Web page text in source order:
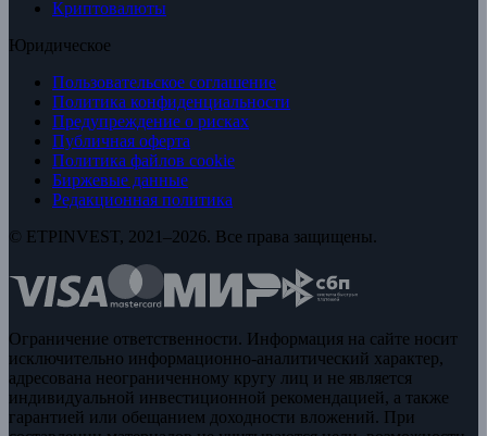
Криптовалюты
Юридическое
Пользовательское соглашение
Политика конфиденциальности
Предупреждение о рисках
Публичная оферта
Политика файлов cookie
Биржевые данные
Редакционная политика
© ETPINVEST, 2021–2026. Все права защищены.
Ограничение ответственности. Информация на сайте носит
исключительно информационно-аналитический характер,
адресована неограниченному кругу лиц и не является
индивидуальной инвестиционной рекомендацией, а также
гарантией или обещанием доходности вложений. При